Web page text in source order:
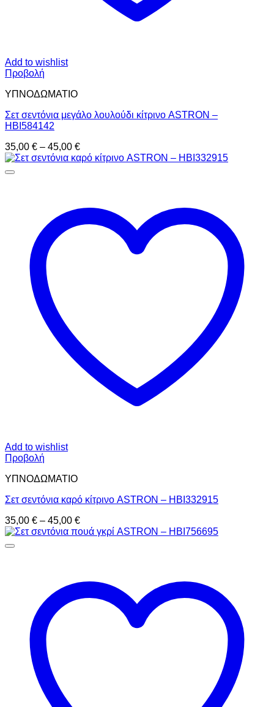
Add to wishlist
Προβολή
ΥΠΝΟΔΩΜΑΤΙO
Σετ σεντόνια μεγάλο λουλούδι κίτρινο ASTRON –
HBI584142
35,00 € – 45,00 €Price
range:
Add to wishlist
Προβολή
ΥΠΝΟΔΩΜΑΤΙO
Σετ σεντόνια καρό κίτρινο ASTRON – HBI332915
35,00 € – 45,00 €Price
range: